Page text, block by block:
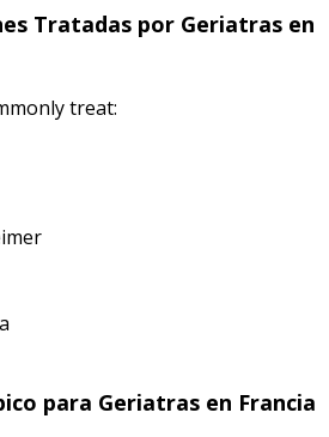
Tratadas por Geriatras en
treat:
para Geriatras en Francia